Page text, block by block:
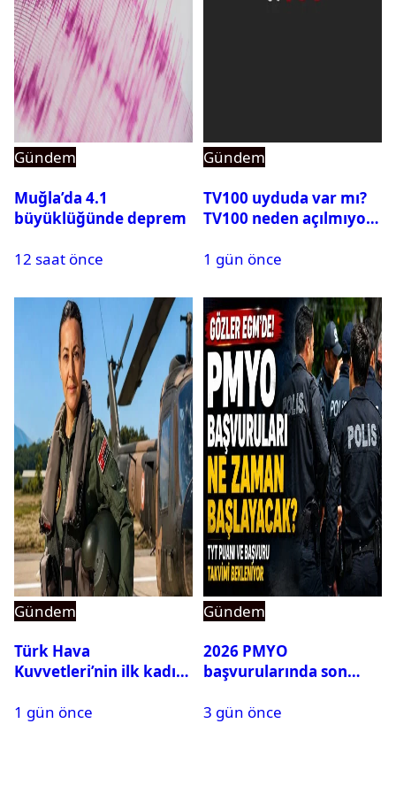
Gündem
Muğla’da 4.1
büyüklüğünde deprem
12 saat önce
Gündem
TV100 uyduda var mı?
TV100 neden açılmıyor?
1 gün önce
Gündem
Türk Hava
Kuvvetleri’nin ilk kadın
Karapınar hakkında
1 gün önce
Gündem
2026 PMYO
başvurularında son
3 gün önce